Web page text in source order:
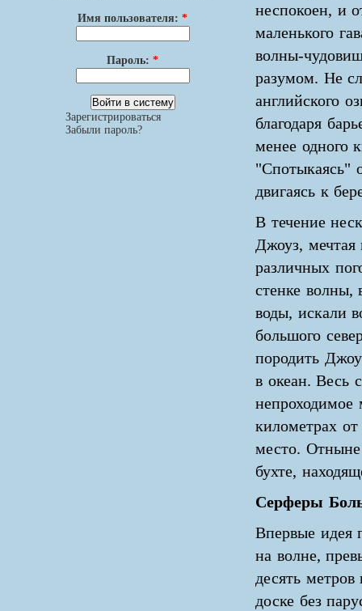
Имя пользователя:*
Пароль:*
Зарегистрироваться
Забыли пароль?
неспокоен, и
маленького
волны-
разумом. Не
английского
благодаря
менее одного
"Спотыкаясь"
двигаясь к
В течение
Джоуз, мечтая
различных
стенке
воды, искали
большого
породить
в океан. Весь
километрах
место. Отныне
бухте,
Серферы
Впервые идея
на волне,
десять метров
доске без